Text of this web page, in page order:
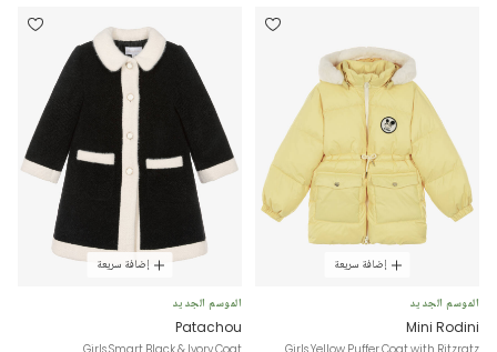
إضافة سريعة
الموسم الجديد
Mini Rodini
Girls Yellow Puffer Coat with Ritzratz
إضافة سريعة
الموسم الجديد
Patachou
Girls Smart Black & Ivory Coat